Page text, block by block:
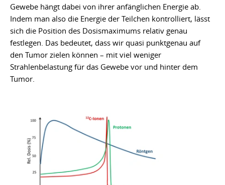
Gewebe hängt dabei von ihrer anfänglichen Energie ab.
Indem man also die Energie der Teilchen kontrolliert, lässt
sich die Position des Dosismaximums relativ genau
festlegen. Das bedeutet, dass wir quasi punktgenau auf
den Tumor zielen können – mit viel weniger
Strahlenbelastung für das Gewebe vor und hinter dem
Tumor.